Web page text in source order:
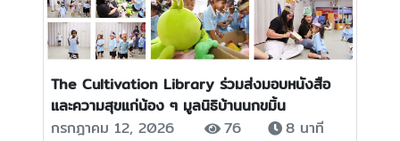
ง่ายขึ้น . หากองค์กรไหนสนใจให้เราไป
ทำการ Upskill ให้กับพนักงาน สามารถขอ
คำแนะนำจากผู้เชี่ยวชาญ และเลือกแพ็กเกจ
ที่เหมาะสมกับองค์กรคุณได้เลย
The Cultivation Library ร่วมส่งมอบหนังสือ
และความสุขแก่น้อง ๆ มูลนิธิบ้านนกขมิ้น
กรกฎาคม 12, 2026
76
8 นาที